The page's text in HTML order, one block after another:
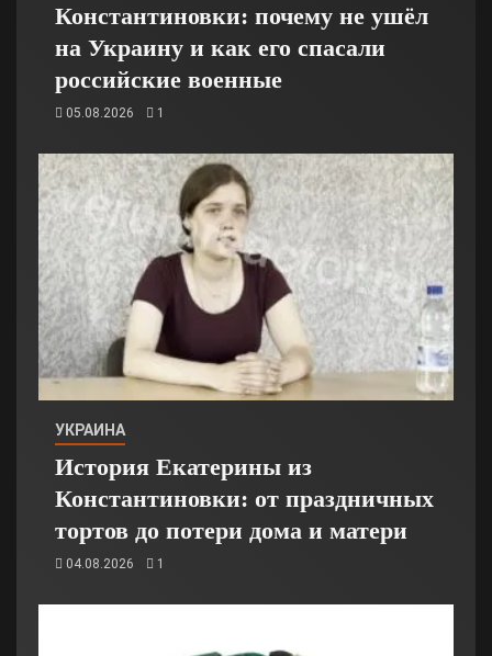
Константиновки: почему не ушёл
на Украину и как его спасали
российские военные
05.08.2026 1
УКРАИНА
История Екатерины из
Константиновки: от праздничных
тортов до потери дома и матери
04.08.2026 1